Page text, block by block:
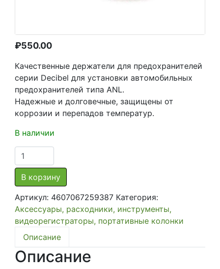
₽550.00
Качественные держатели для предохранителей
серии Decibel для установки автомобильных
предохранителей типа ANL.
Надежные и долговечные, защищены от
коррозии и перепадов температур.
В наличии
Количество
товара
Держатель
с
компрессионными
зажимами
для
предохранителей
типа
ANL
В корзину
Артикул: 4607067259387 Категория:
Аксессуары, расходники, инструменты,
видеорегистраторы, портативные колонки
Описание
Описание